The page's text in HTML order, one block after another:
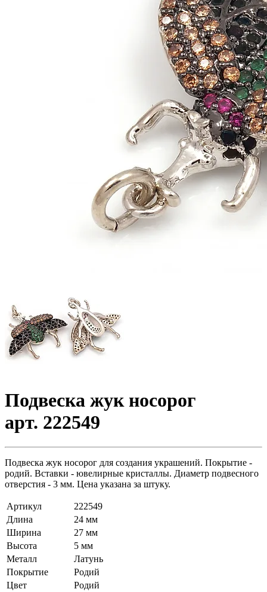
Подвеска жук носорог
арт. 222549
Подвеска жук носорог для создания украшений. Покрытие -
родий. Вставки - ювелирные кристаллы. Диаметр подвесного
отверстия - 3 мм. Цена указана за штуку.
Артикул
222549
Длина
24 мм
Ширина
27 мм
Высота
5 мм
Металл
Латунь
Покрытие
Родий
Цвет
Родий